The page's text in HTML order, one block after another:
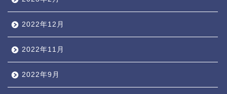
2022年12月
2022年11月
2022年9月